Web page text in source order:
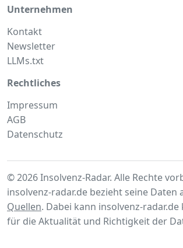
Unternehmen
Kontakt
Newsletter
LLMs.txt
Rechtliches
Impressum
AGB
Datenschutz
© 2026 Insolvenz-Radar. Alle Rechte
insolvenz-radar.de bezieht seine Daten
Quellen. Dabei kann insolvenz-
für die Aktualität und Richtigkeit der